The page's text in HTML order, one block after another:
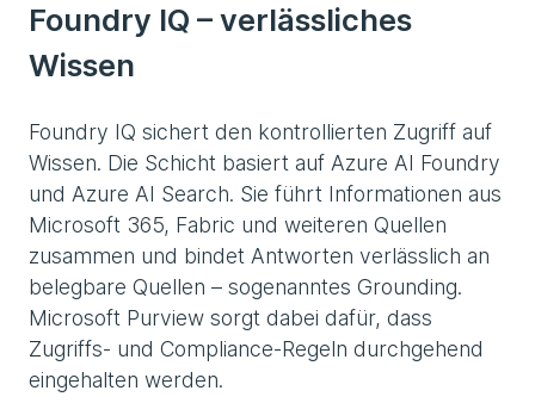
Foundry IQ – verlässliches
Wissen
Foundry IQ sichert den kontrollierten Zugriff auf
Wissen. Die Schicht basiert auf Azure AI Foundry
und Azure AI Search. Sie führt Informationen aus
Microsoft 365, Fabric und weiteren Quellen
zusammen und bindet Antworten verlässlich an
belegbare Quellen – sogenanntes Grounding.
Microsoft Purview sorgt dabei dafür, dass
Zugriffs- und Compliance-Regeln durchgehend
eingehalten werden.